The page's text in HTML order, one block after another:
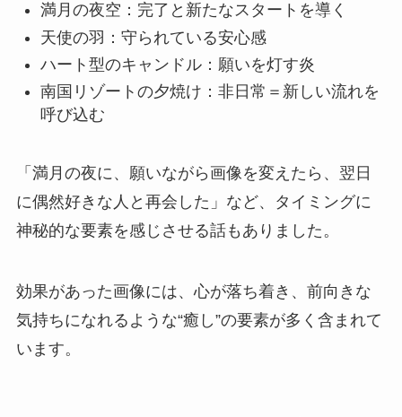
満月の夜空：完了と新たなスタートを導く
天使の羽：守られている安心感
ハート型のキャンドル：願いを灯す炎
南国リゾートの夕焼け：非日常＝新しい流れを
呼び込む
「満月の夜に、願いながら画像を変えたら、翌日
に偶然好きな人と再会した」など、タイミングに
神秘的な要素を感じさせる話もありました。
効果があった画像には、心が落ち着き、前向きな
気持ちになれるような“癒し”の要素が多く含まれて
います。